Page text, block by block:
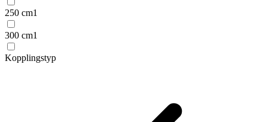
250 cm1
300 cm1
Kopplingstyp